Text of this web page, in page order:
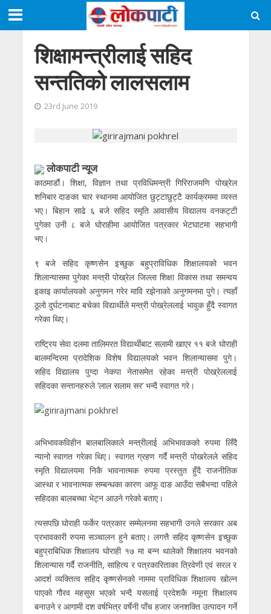
शिक्षामन्त्रीलाई सहिद
सन्ततिको लालसलाम
23rd June 2019
लाेकपाटी न्यूज
काठमाडौं। शिक्षा, विज्ञान तथा प्रविधिमन्त्री गिरिराजमणि पोख्रेल
शनिबार दाङका चार स्थानमा आयोजित छुट्टाछुट्टै कार्यक्रममा व्यस्त
भए। बिहान साढे ६ बजे सहिद स्मृति आवासीय विद्यालय वनकट्टी
पुगेका उनी ८ बजे घोराहीमा आयोजित पत्रकार भेटघाटमा सहभागी
भए।
९ बजे सहिद कृष्णसेन इच्छुक बहुप्राविधिक शिक्षालयको भवन
शिलान्यासमा पुगेका मन्त्री पोख्रेल जिल्ला शिक्षा विकास तथा समन्वय
इकाइ कार्यालयको अनुगमन गरेर मावि रझेनाको अनुगमनमा पुगे। त्यहाँ
ठूलो दुर्घटनाबाट बचेका विद्यार्थीले मन्त्री पोख्रेललाई भावुक हुँदै स्वागत
गरेका थिए।
राष्ट्रिय सेवा दलमा तालिमरत विद्यार्थीबाट सलामी खाएर ११ बजे घोराही
बालमन्दिरमा प्रादेशिक विशेष विद्यालयको भवन शिलान्यासमा पुगे।
सहिद विद्यालय पुग्दा नेकपा नेतासमेत रहेका मन्त्री पोख्रेललाई
सहिदका सन्तानहरुले ‘लाल सलाम सर’ भन्दै स्वागत गरे।
अभिभावकविहीन बालबालिकाले मन्त्रीलाई अभिभावकको रुपमा लिँदै
न्यानो स्वागत गरेका थिए। स्वागत ग्रहण गर्दै मन्त्री पोखरेलले सहिद
स्मृति विद्यालयमा निकै भावनात्मक रुपमा प्रस्तुत हुँदै राजनीतिक
आस्था र भावनात्मक सम्बन्धका कारण आफू दाङ आउँदा सबैभन्दा पहिले
सहिदका बालबच्चा भेट्न आउने गरेको बताए।
त्यसपछि घोराही फर्केर पत्रकार सम्मेलनमा सहभागी उनले सरकार अब
प्रभावकारी रुपमा सञ्चालन हुने बताए। लगत्तै सहिद कृष्णसेन इच्छुक
बहुप्राबिधिक शिक्षालय घोराही १७ मा बन्न थालेको शिक्षालय भवनको
शिलान्यास गर्दै राजनीति, साहित्य र पत्रकारिताका त्रिवेणी एवं सरल र
आदर्श व्यक्तित्व सहिद कृष्णसेनको नाममा प्राविधिक शिक्षालय खोल्न
पाएको गौरव महसुस भएको भन्दै यसलाई प्रदेशकै नमूना शिक्षालय
बनाउने र आगामी दश वर्षभित्र वर्षेनी पाँच हजार जनशक्ति उत्पादन गर्ने